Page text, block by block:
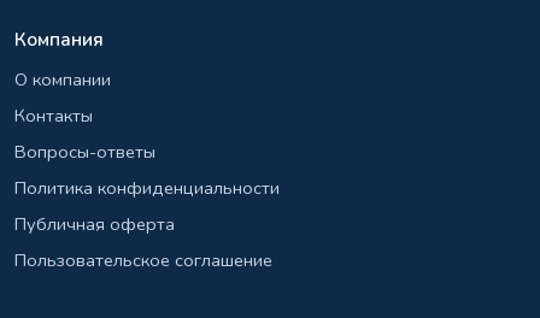
Компания
О компании
Контакты
Вопросы-ответы
Политика конфиденциальности
Публичная оферта
Пользовательское соглашение